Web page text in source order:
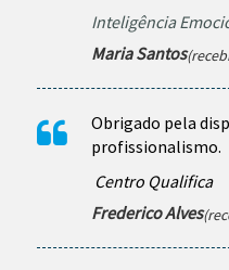
Inteligência
Maria Santos
Obrigado pela
profissionalismo.
Centro Qualifica
Frederico Alves